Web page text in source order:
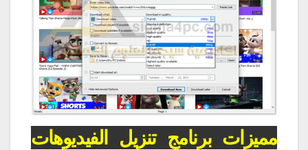
مميزات برنامج تنزيل الفيديوهات